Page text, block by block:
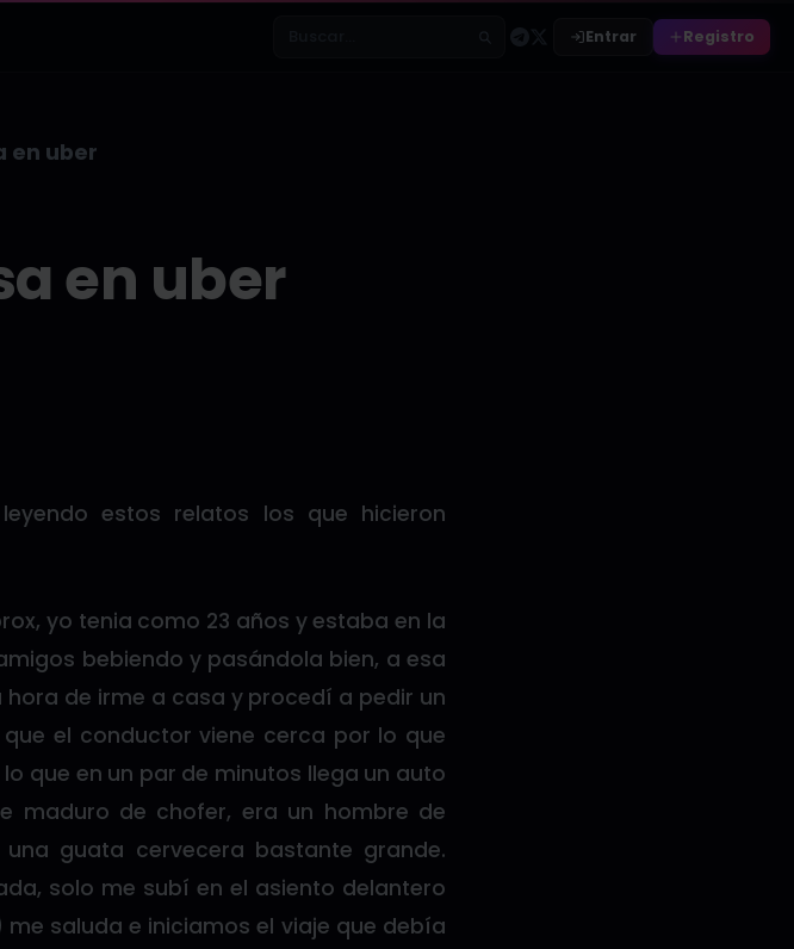
Entrar Registro
en uber
en uber
estos relatos los que hicieron
yo tenia como 23 años y estaba en la
bebiendo y pasándola bien, a esa
hora de irme a casa y procedí a pedir un
el conductor viene cerca por lo que
que en un par de minutos llega un auto
maduro de chofer, era un hombre de
guata cervecera bastante grande.
solo me subí en el asiento delantero
saluda e iniciamos el viaje que debía